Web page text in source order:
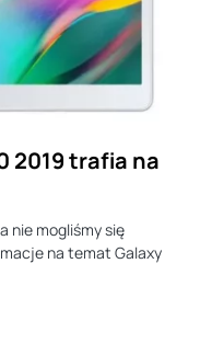
2019 trafia na
nie mogliśmy się
na temat Galaxy